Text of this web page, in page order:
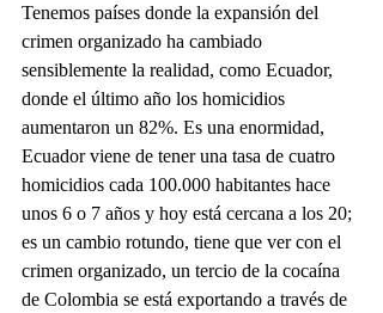
Tenemos países donde la expansión del
crimen organizado ha cambiado
sensiblemente la realidad, como Ecuador,
donde el último año los homicidios
aumentaron un 82%. Es una enormidad,
Ecuador viene de tener una tasa de cuatro
homicidios cada 100.000 habitantes hace
unos 6 o 7 años y hoy está cercana a los 20;
es un cambio rotundo, tiene que ver con el
crimen organizado, un tercio de la cocaína
de Colombia se está exportando a través de